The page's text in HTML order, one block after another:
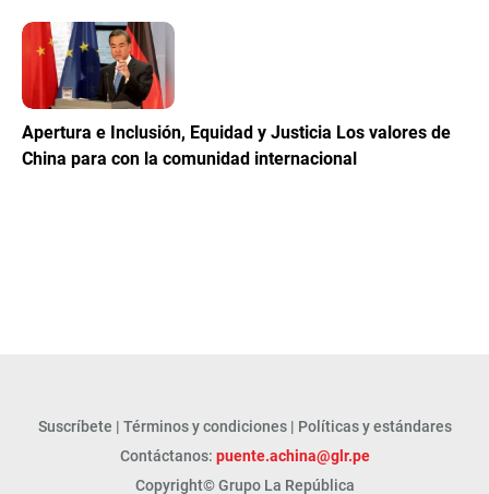
Apertura e Inclusión, Equidad y Justicia Los valores de
China para con la comunidad internacional
Suscríbete | Términos y condiciones| Políticas y estándares
Contáctanos: puente.achina@glr.pe
Copyright© Grupo La República